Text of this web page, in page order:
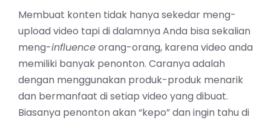
Membuat konten tidak hanya sekedar meng-
upload video tapi di dalamnya Anda bisa sekalian
meng-influenceorang-orang, karena video anda
memiliki banyak penonton. Caranya adalah
dengan menggunakan produk-produk menarik
dan bermanfaat di setiap video yang dibuat.
Biasanya penonton akan “kepo” dan ingin tahu di